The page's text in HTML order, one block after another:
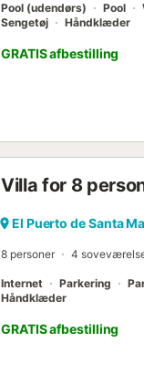
Pool (udendørs) Pool
Sengetøj
Håndklæder
GRATIS afbestilling
Villa for 8
El Puerto de Santa
8 personer 4
Internet Parkering
Håndklæder
GRATIS afbestilling